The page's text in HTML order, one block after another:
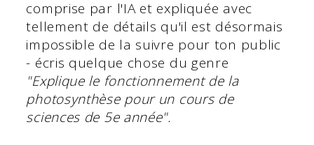
comprise par l'IA et expliquée avec
tellement de détails qu'il est désormais
impossible de la suivre pour ton public
- écris quelque chose du genre
"Explique le fonctionnement de la
photosynthèse pour un cours de
sciences de 5e année".